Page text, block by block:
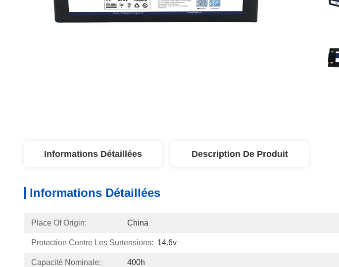
Informations Détaillées Description De Produit
Informations Détaillées
Place Of Origin: China
Protection Contre Les Surtensions: 14.6v
Capacité Nominale: 400h